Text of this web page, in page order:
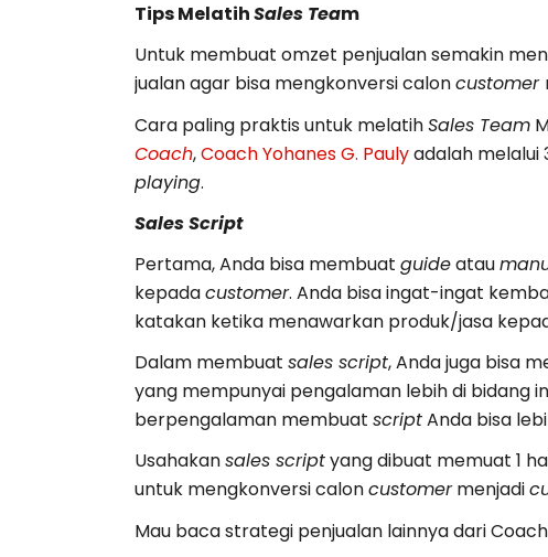
Tips MelatihSales Team
Untuk membuat omzet penjualan semakin
jualan agar bisa mengkonversi caloncustomer
Cara paling praktis untuk melatihSales Team
Coach,Coach Yohanes G. Paulyadalah melalui
playing.
Sales Script
Pertama, Anda bisa membuat guideatau
kepadacustomer. Anda bisa ingat-ingat
katakan ketika menawarkan produk/jasa
Dalam membuat sales script, Anda juga bisa
yang mempunyai pengalaman lebih di bidang
berpengalaman membuat scriptAnda bisa
Usahakansales scriptyang dibuat memuat 1
untuk mengkonversi caloncustomermenjadi
Mau baca strategi penjualan lainnya dari Coach